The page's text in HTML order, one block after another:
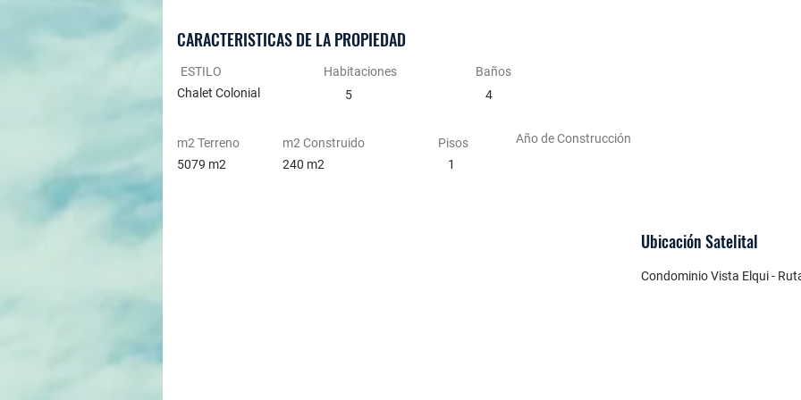
CARACTERISTICAS DE LA PROPIEDAD
ESTILO
Chalet Colonial
Habitaciones
5
Baños
4
m2 Terreno
m2 Construido
5079 m2
240 m2
Pisos
1
Año de Construcción
UbicaciónSatelital
Condominio Vista Elqui -